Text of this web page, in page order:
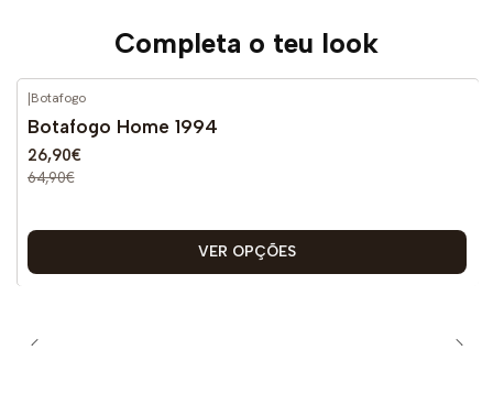
Completa o teu look
-59%
|Botafogo
Botafogo Home 1994
26,90€
64,90€
VER OPÇÕES